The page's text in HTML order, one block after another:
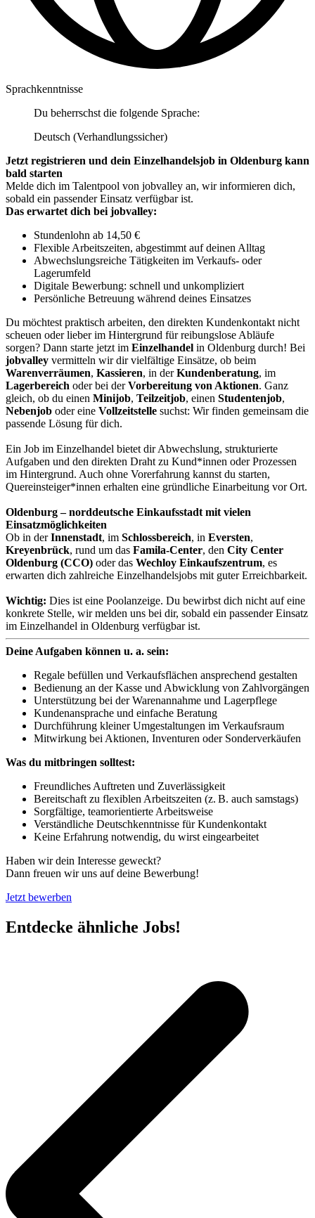
Sprachkenntnisse
Du beherrschst die folgende Sprache:
Deutsch (Verhandlungssicher)
Jetzt registrieren und dein Einzelhandelsjob in Oldenburg kann
bald starten
Melde dich im Talentpool von jobvalley an, wir informieren dich,
sobald ein passender Einsatz verfügbar ist.
Das erwartet dich bei jobvalley:
Stundenlohn ab 14,50 €
Flexible Arbeitszeiten, abgestimmt auf deinen Alltag
Abwechslungsreiche Tätigkeiten im Verkaufs- oder
Lagerumfeld
Digitale Bewerbung: schnell und unkompliziert
Persönliche Betreuung während deines Einsatzes
Du möchtest praktisch arbeiten, den direkten Kundenkontakt nicht
scheuen oder lieber im Hintergrund für reibungslose Abläufe
sorgen? Dann starte jetzt im Einzelhandel in Oldenburg durch! Bei
jobvalley vermitteln wir dir vielfältige Einsätze, ob beim
Warenverräumen, Kassieren, in derKundenberatung, im
Lagerbereich oder bei derVorbereitung von Aktionen. Ganz
gleich, ob du einen Minijob, Teilzeitjob, einen Studentenjob,
Nebenjob oder eine Vollzeitstelle suchst: Wir finden gemeinsam die
passende Lösung für dich.
Ein Job im Einzelhandel bietet dir Abwechslung, strukturierte
Aufgaben und den direkten Draht zu Kund*innen oder Prozessen
im Hintergrund. Auch ohne Vorerfahrung kannst du starten,
Quereinsteiger*innen erhalten eine gründliche Einarbeitung vor Ort.
Oldenburg – norddeutsche Einkaufsstadt mit vielen
Einsatzmöglichkeiten
Ob in derInnenstadt, im Schlossbereich, in Eversten,
Kreyenbrück, rund um das Famila-Center, den City Center
Oldenburg (CCO) oder das Wechloy Einkaufszentrum, es
erwarten dich zahlreiche Einzelhandelsjobs mit guter Erreichbarkeit.
Wichtig: Dies ist eine Poolanzeige. Du bewirbst dich nicht auf eine
konkrete Stelle, wir melden uns bei dir, sobald ein passender Einsatz
im Einzelhandel in Oldenburg verfügbar ist.
Deine Aufgaben können u. a. sein:
Regale befüllen und Verkaufsflächen ansprechend gestalten
Bedienung an der Kasse und Abwicklung von Zahlvorgängen
Unterstützung bei der Warenannahme und Lagerpflege
Kundenansprache und einfache Beratung
Durchführung kleiner Umgestaltungen im Verkaufsraum
Mitwirkung bei Aktionen, Inventuren oder Sonderverkäufen
Was du mitbringen solltest:
Freundliches Auftreten und Zuverlässigkeit
Bereitschaft zu flexiblen Arbeitszeiten (z. B. auch samstags)
Sorgfältige, teamorientierte Arbeitsweise
Verständliche Deutschkenntnisse für Kundenkontakt
Keine Erfahrung notwendig, du wirst eingearbeitet
Haben wir dein Interesse geweckt?
Dann freuen wir uns auf deine Bewerbung!
Jetzt bewerben
Entdecke ähnliche Jobs!